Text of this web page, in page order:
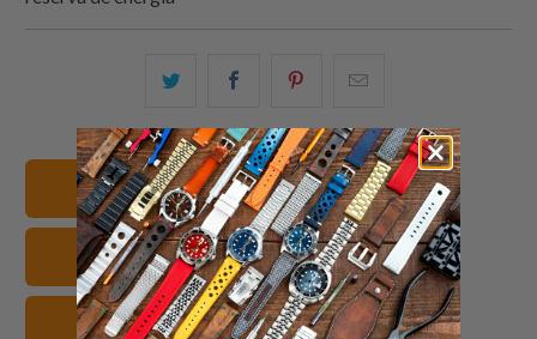
Comparte
en
Twitter
Comparte
en
Facebook
Compartir
en
Pinterest
to
a
friend
22mm Correas de reloj
Cuero Correas de reloj
grises Correas de reloj